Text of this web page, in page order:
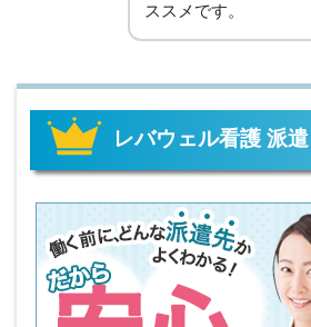
ススメです。
レバウェル看護 派遣